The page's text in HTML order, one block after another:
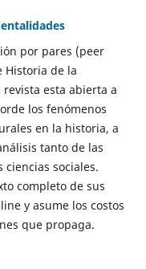
por pares (peer
Historia de la
esta abierta a
los fenómenos
en la historia, a
tanto de las
sociales.
completo de sus
y asume los costos
que propaga.